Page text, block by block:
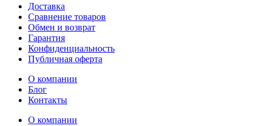
Доставка
Сравнение товаров
Обмен и возврат
Гарантия
Конфиденциальность
Публичная оферта
О компании
Блог
Контакты
О компании